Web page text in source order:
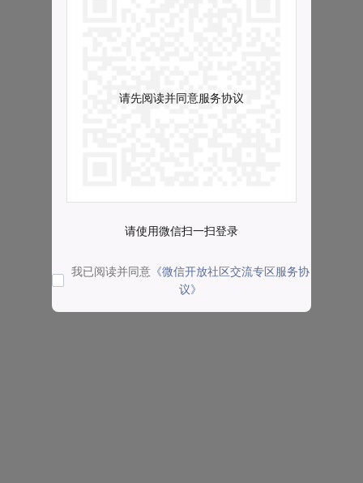
请先阅读并同意服务协议
请使用微信扫一扫登录
我已阅读并同意 《微信开放社区交流专区服务协
议》